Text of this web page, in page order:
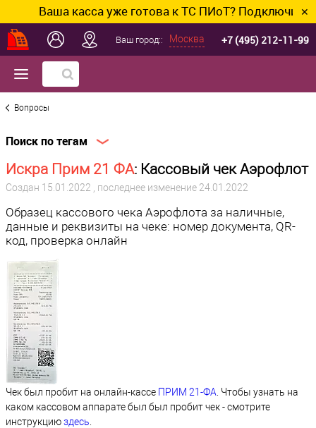
Ваша касса уже готова к ТС ПИоТ? Подключим и✕
Ваш город:: Москва +7 (495) 212-11-99
Вопросы
Поиск по тегам
Искра Прим 21 ФА: Кассовый чек Аэрофлот
Создан 15.01.2022 , последнее изменение 24.01.2022
Образец кассового чека Аэрофлота за наличные,
данные и реквизиты на чеке: номер документа, QR-
код, проверка онлайн
Чек был пробит на онлайн-кассе ПРИМ 21-ФA . Чтобы узнать на
каком кассовом аппарате был был пробит чек - смотрите
инструкциюздесь